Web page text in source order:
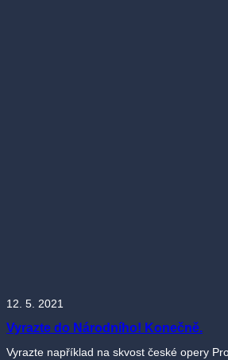
12. 5. 2021
Vyrazte do Národního! Konečně.
Vyrazte například na skvost české opery